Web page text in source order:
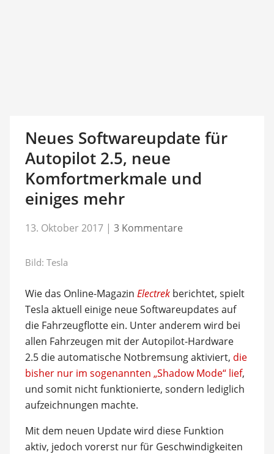
Neues Softwareupdate für
Autopilot 2.5, neue
Komfortmerkmale und
einiges mehr
13. Oktober 2017 | 3 Kommentare
Bild: Tesla
Wie das Online-Magazin Electrekberichtet, spielt
Tesla aktuell einige neue Softwareupdates auf
die Fahrzeugflotte ein. Unter anderem wird bei
allen Fahrzeugen mit der Autopilot-Hardware
2.5 die automatische Notbremsung aktiviert, die
bisher nur im sogenannten „Shadow Mode“ lief,
und somit nicht funktionierte, sondern lediglich
aufzeichnungen machte.
Mit dem neuen Update wird diese Funktion
aktiv, jedoch vorerst nur für Geschwindigkeiten